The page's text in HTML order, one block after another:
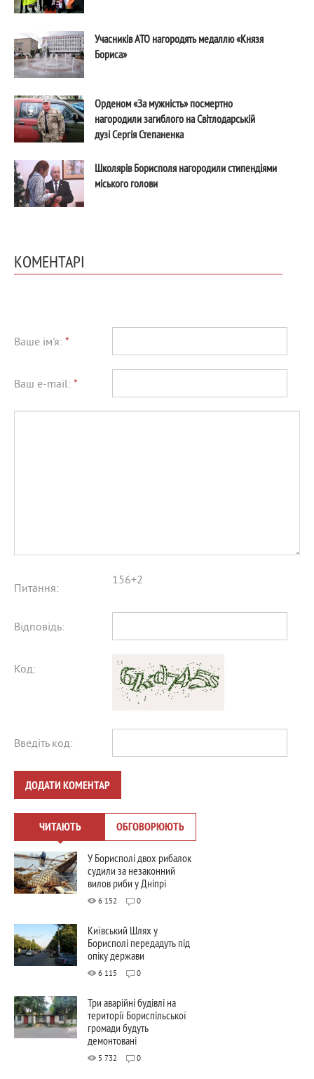
Учасників АТО нагородять медаллю «Князя
Бориса»
Орденом «За мужність» посмертно
нагородили загиблого на Світлодарській
дузі Сергія Степаненка
Школярів Борисполя нагородили стипендіями
міського голови
КОМЕНТАРІ
Ваше ім'я: *
Ваш e-mail: *
Питання:
156+2
Відповідь:
Код:
Введіть код:
ДОДАТИ КОМЕНТАР
ЧИТАЮТЬ ОБГОВОРЮЮТЬ
У Борисполі двох рибалок
судили за незаконний
вилов риби у Дніпрі
6 152 0
Київський Шлях у
Борисполі передадуть під
опіку держави
6 115 0
Три аварійні будівлі на
території Бориспільської
громади будуть
демонтовані
5 732 0